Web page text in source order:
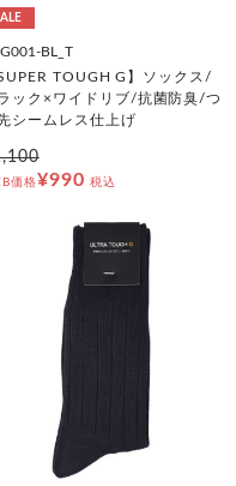
BL_T
SUPER TOUGH G】ソックス/
ック×ワイドリブ/抗菌防臭/つ
シームレス仕上げ
価格¥990 税込